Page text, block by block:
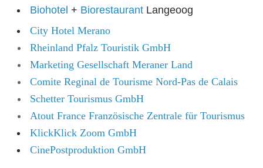
Biohotel + Biorestaurant Langeoog
City Hotel Merano
Rheinland Pfalz Touristik GmbH
Marketing Gesellschaft Meraner Land
Comite Reginal de Tourisme Nord-Pas de Calais
Schetter Tourismus GmbH
Atout France Französische Zentrale für Tourismus
KlickKlick Zoom GmbH
CinePostproduktion GmbH